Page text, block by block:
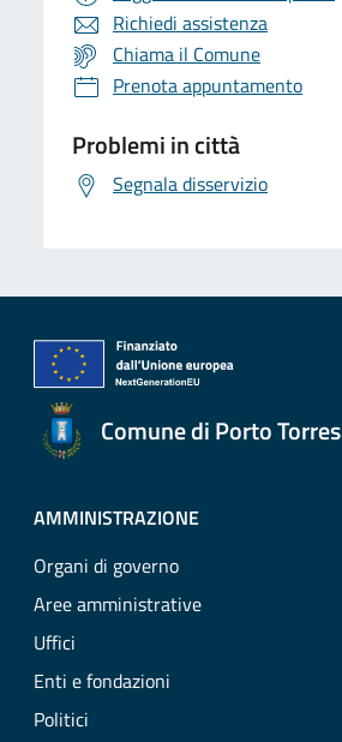
Richiedi assistenza
Chiama il Comune
Prenota appuntamento
Problemi in città
Segnala disservizio
Comune di Porto Torres
AMMINISTRAZIONE
Organi di governo
Aree amministrative
Uffici
Enti e fondazioni
Politici